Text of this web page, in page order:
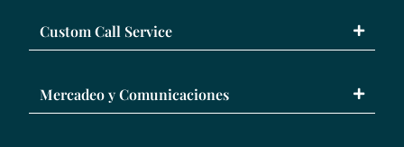
Custom Call Service
Mercadeo y Comunicaciones